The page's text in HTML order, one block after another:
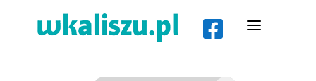
 a